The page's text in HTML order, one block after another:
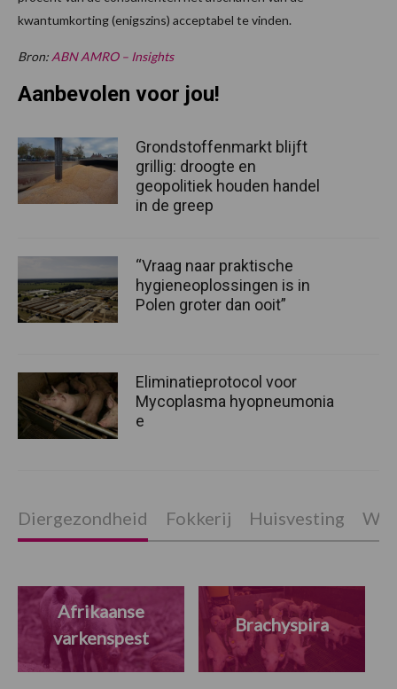
kwantumkorting (enigszins) acceptabel te vinden.
Bron: ABN AMRO – Insights
Aanbevolen voor jou!
Grondstoffenmarkt blijft
grillig: droogte en
geopolitiek houden handel
in de greep
“Vraag naar praktische
hygieneoplossingen is in
Polen groter dan ooit”
Eliminatieprotocol voor
Mycoplasma hyopneumonia
e
Diergezondheid Fokkerij Huisvesting
Afrikaanse
varkenspest
Brachyspira